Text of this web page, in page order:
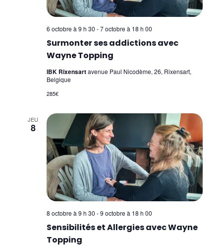
Surmonter ses addictions avec
Wayne Topping
6 octobre à 9 h 30 -7 octobre à 18 h 00
IBK Rixensartavenue Paul Nicodème, 26, Rixensart,
Belgique
285€
JEU
8
Sensibilités et Allergies avec Wayne
Topping
8 octobre à 9 h 30 -9 octobre à 18 h 00